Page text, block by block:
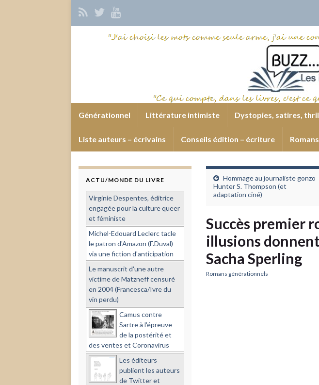
Générationnel Littérature intimiste Dystopies, satires,
Liste auteurs – écrivains Conseils édition – écriture
Hommage au journaliste gonzo
Hunter S. Thompson (et
adaptation ciné)
Succès premier
illusions
Sacha Sperling
Romans générationnels
ACTU/MONDE DU LIVRE
Virginie Despentes, éditrice
engagée pour la culture queer
et féministe
Michel-Edouard Leclerc tacle
le patron d'Amazon (F.Duval)
via une fiction d'anticipation
Le manuscrit d'une autre
victime de Matzneff censuré
en 2004 (Francesca/Ivre du
vin perdu)
Camus contre
Sartre à l'épreuve
de la postérité et
des ventes et Coronavirus
Les éditeurs
publient les auteurs
de Twitter et